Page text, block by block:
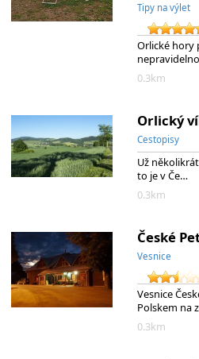
Tipy na výlet
Orlické hory
0.3km
Orlický
Cestopisy
Už
to je v Če…
0.3km
České
Vesnice
Vesnice
Polskem na
0.3km